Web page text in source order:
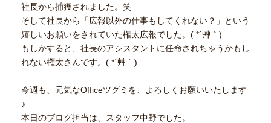
社長から捕獲されました。笑
そして社長から「広報以外の仕事もしてくれない？」という
嬉しいお願いをされていた権太広報でした。( *´艸｀)
もしかすると、社長のアシスタントに任命されちゃうかもし
れない権太さんです。( *´艸｀)
今週も、元気なOfficeツグミを、よろしくお願いいたします
♪
本日のブログ担当は、スタッフ中野でした。